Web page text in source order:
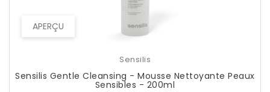
APERÇU
Sensilis
Sensilis Gentle Cleansing - Mousse Nettoyante Peaux
Sensibles - 200ml